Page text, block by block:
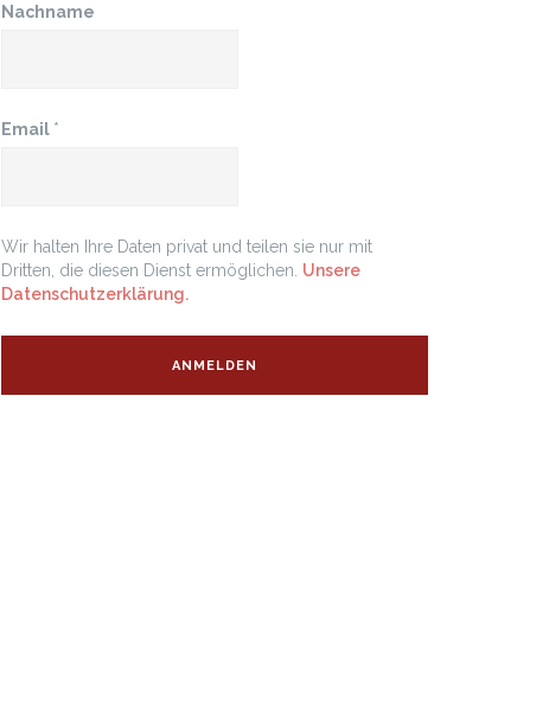
Nachname
Email *
Wir halten Ihre Daten privat und teilen sie nur mit
Dritten, die diesen Dienst ermöglichen. Unsere
Datenschutzerklärung.